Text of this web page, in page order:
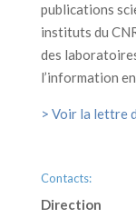
publications
instituts du
des
l’information
> Voir la lettre
Contacts:
Direction